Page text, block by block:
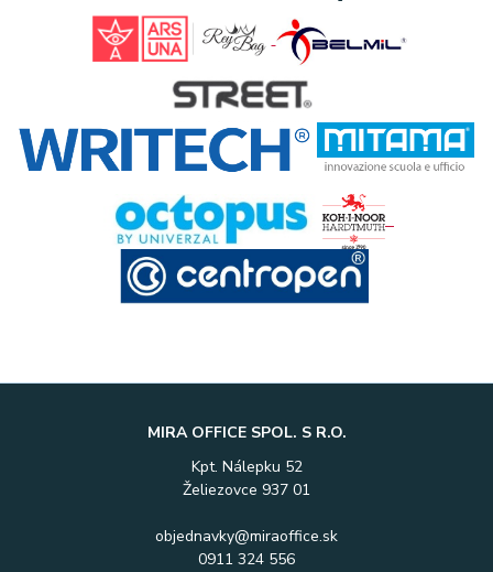
MIRA OFFICE SPOL. S R.O.
Kpt. Nálepku 52
Želiezovce 937 01
objednavky@miraoffice.sk
0911 324 556